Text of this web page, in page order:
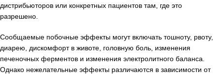
дистрибьюторов или конкретных пациентов там, где это
разрешено.
Сообщаемые побочные эффекты могут включать тошноту, рвоту,
диарею, дискомфорт в животе, головную боль, изменения
печеночных ферментов и изменения электролитного баланса.
Однако нежелательные эффекты различаются в зависимости от